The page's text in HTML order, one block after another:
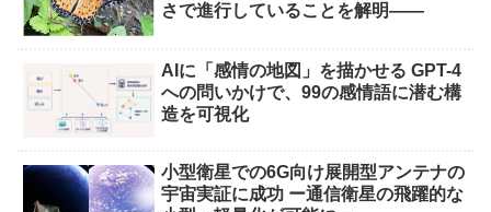
さで進行していることを解明――
AIに「感情の地図」を描かせる GPT-4
への問いかけで、99の感情語に潜む構
造を可視化
小型衛星での6G向け展開型アンテナの
宇宙実証に成功 ー通信衛星の飛躍的な